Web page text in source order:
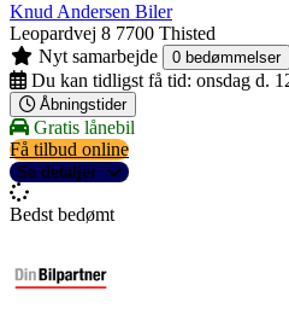
Knud Andersen Biler
Leopardvej 8 7700 Thisted
Nyt samarbejde
0 bedømmelser
Du kan tidligst få tid: onsdag d.
Åbningstider
Gratis lånebil
Få tilbud online
Se detaljer
Bedst bedømt